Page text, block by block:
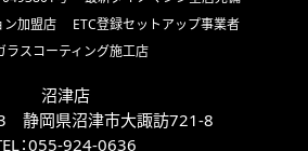
ン加盟店
ETC登録セットアップ事業者
ラスコーティング施工店
沼津店
静岡県沼津市大諏訪721-8
：055-924-0636